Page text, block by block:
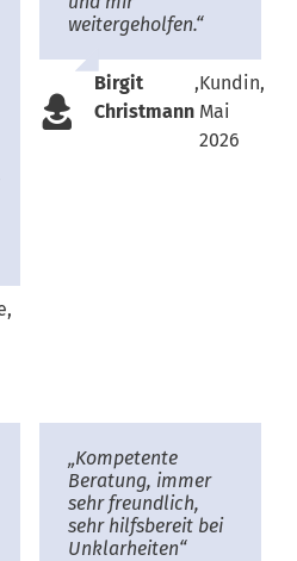
weitergeholfen.“
Birgit
Christmann
,Kundin,
Mai
2026
„Kompetente
Beratung, immer
sehr freundlich,
sehr hilfsbereit bei
Unklarheiten“